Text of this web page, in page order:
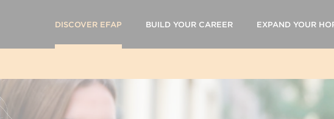
DISCOVER EFAP BUILD YOUR CAREER EXPAND YOUR